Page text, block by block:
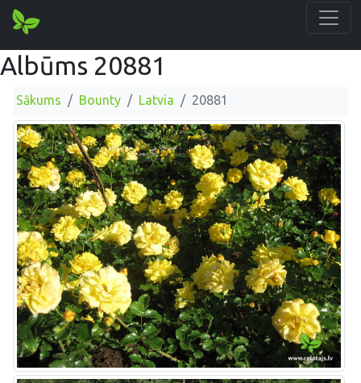
Albūms 20881
Sākums Bounty Latvia 20881